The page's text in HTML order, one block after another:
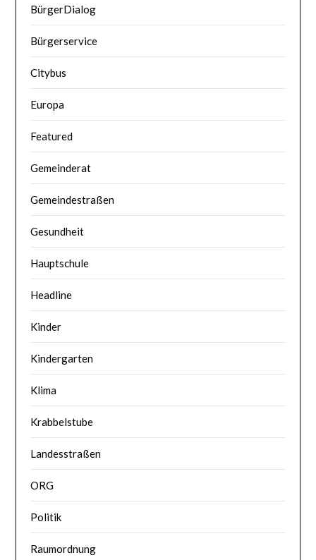
BürgerDialog
Bürgerservice
Citybus
Europa
Featured
Gemeinderat
Gemeindestraßen
Gesundheit
Hauptschule
Headline
Kinder
Kindergarten
Klima
Krabbelstube
Landesstraßen
ORG
Politik
Raumordnung